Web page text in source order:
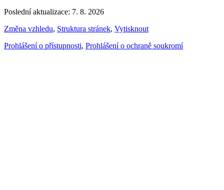
Poslední aktualizace: 7. 8. 2026
Změna vzhledu, Struktura stránek, Vytisknout
Prohlášení o přístupnosti, Prohlášení o ochraně soukromí